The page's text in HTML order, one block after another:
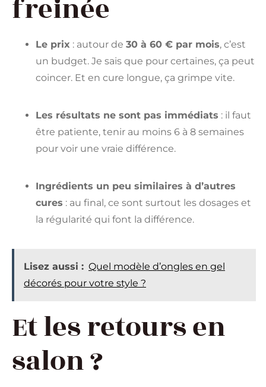
freinée
Le prix : autour de 30 à 60 € par mois, c’est
un budget. Je sais que pour certaines, ça peut
coincer. Et en cure longue, ça grimpe vite.
Les résultats ne sont pas immédiats : il faut
être patiente, tenir au moins 6 à 8 semaines
pour voir une vraie différence.
Ingrédients un peu similaires à d’autres
cures : au final, ce sont surtout les dosages et
la régularité qui font la différence.
Lisez aussi : Quel modèle d’ongles en gel
décorés pour votre style ?
Et les retours en
salon ?